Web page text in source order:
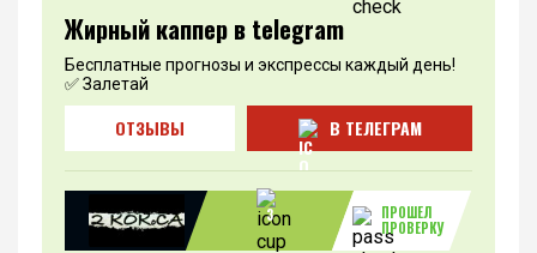
Жирный каппер в telegram
Бесплатные прогнозы и экспрессы каждый день!
✅ Залетай
ОТЗЫВЫ В ТЕЛЕГРАМ
3
ПРОШЕЛ
ПРОВЕРКУ